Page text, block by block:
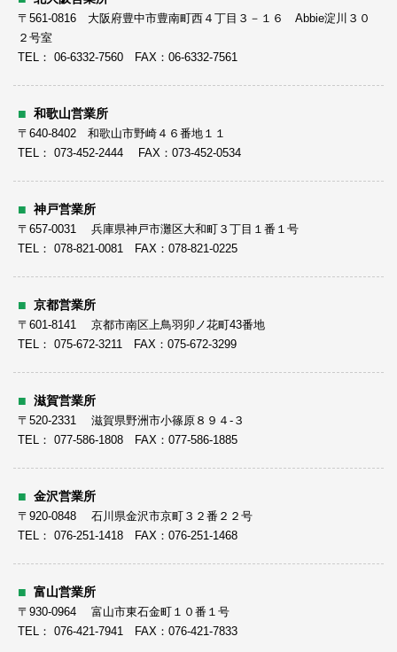
〒561-0816 大阪府豊中市豊南町西４丁目３－１６ Abbie淀川３０
２号室
TEL： 06-6332-7560 FAX：06-6332-7561
和歌山営業所
〒640-8402 和歌山市野崎４６番地１１
TEL： 073-452-2444 FAX：073-452-0534
神戸営業所
〒657-0031 兵庫県神戸市灘区大和町３丁目１番１号
TEL： 078-821-0081 FAX：078-821-0225
京都営業所
〒601-8141 京都市南区上鳥羽卯ノ花町43番地
TEL： 075-672-3211 FAX：075-672-3299
滋賀営業所
〒520-2331 滋賀県野洲市小篠原８９４-３
TEL： 077-586-1808 FAX：077-586-1885
金沢営業所
〒920-0848 石川県金沢市京町３２番２２号
TEL： 076-251-1418 FAX：076-251-1468
富山営業所
〒930-0964 富山市東石金町１０番１号
TEL： 076-421-7941 FAX：076-421-7833